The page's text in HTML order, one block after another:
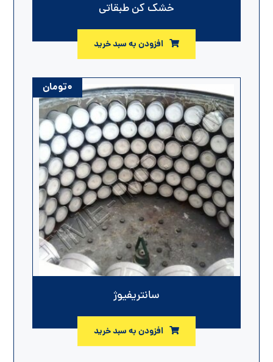
خشک کن طبقاتی
افزودن به سبد خرید
سانتریفیوژ
۰تومان
افزودن به سبد خرید